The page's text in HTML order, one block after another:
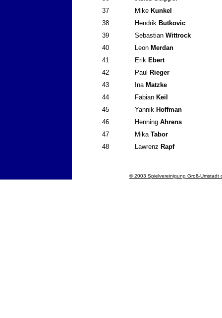
37
Mike Kunkel
38
Hendrik Butkovic
39
Sebastian Wittrock
40
Leon Merdan
41
Erik Ebert
42
Paul Rieger
43
Ina Matzke
44
Fabian Keil
45
Yannik Hoffman
46
Henning Ahrens
47
Mika Tabor
48
Lawrenz Rapf
© 2003 Spielvereinigung Groß-Umstadt